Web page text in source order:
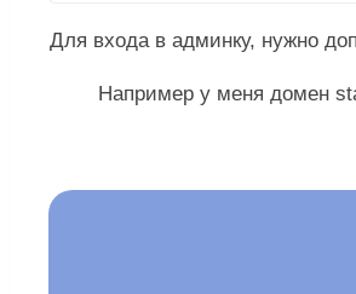
Для входа в админку, нужно
Например у меня домен